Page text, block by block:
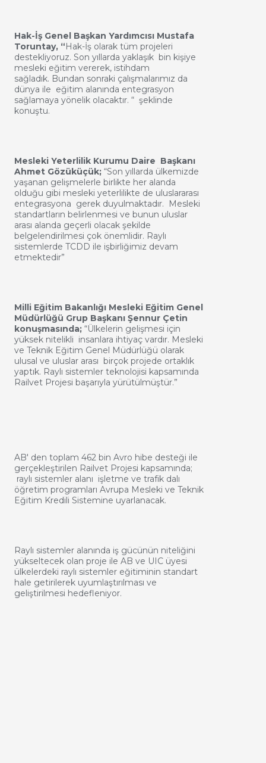
Hak-İş Genel Başkan Yardımcısı Mustafa
Toruntay, “ Hak-İş olarak tüm projeleri
destekliyoruz. Son yıllarda yaklaşık bin kişiye
mesleki eğitim vererek, istihdam
sağladık. Bundan sonraki çalışmalarımız da
dünya ile eğitim alanında entegrasyon
sağlamaya yönelik olacaktır. “ şeklinde
konuştu.
Mesleki Yeterlilik Kurumu Daire Başkanı
Ahmet Gözüküçük; “Son yıllarda ülkemizde
yaşanan gelişmelerle birlikte her alanda
olduğu gibi mesleki yeterlilikte de uluslararası
entegrasyona gerek duyulmaktadır. Mesleki
standartların belirlenmesi ve bunun uluslar
arası alanda geçerli olacak şekilde
belgelendirilmesi çok önemlidir. Raylı
sistemlerde TCDD ile işbirliğimiz devam
etmektedir”
Milli Eğitim Bakanlığı Mesleki Eğitim Genel
Müdürlüğü Grup Başkanı Şennur Çetin
konuşmasında; “Ülkelerin gelişmesi için
yüksek nitelikli insanlara ihtiyaç vardır. Mesleki
ve Teknik Eğitim Genel Müdürlüğü olarak
ulusal ve uluslar arası birçok projede ortaklık
yaptık. Raylı sistemler teknolojisi kapsamında
Railvet Projesi başarıyla yürütülmüştür.”
AB' den toplam 462 bin Avro hibe desteği ile
gerçekleştirilen Railvet Projesi kapsamında;
raylı sistemler alanı işletme ve trafik dalı
öğretim programları Avrupa Mesleki ve Teknik
Eğitim Kredili Sistemine uyarlanacak.
Raylı sistemler alanında iş gücünün niteliğini
yükseltecek olan proje ile AB ve UIC üyesi
ülkelerdeki raylı sistemler eğitiminin standart
hale getirilerek uyumlaştırılması ve
geliştirilmesi hedefleniyor.